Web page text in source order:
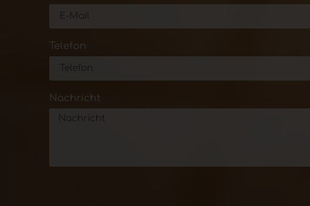
Telefon
Nachricht